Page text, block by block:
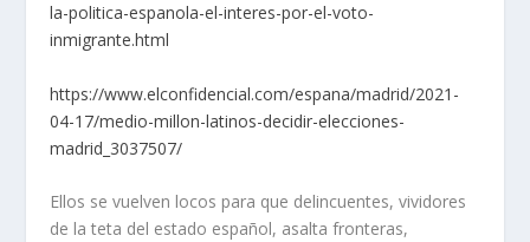
la-politica-espanola-el-interes-por-el-voto-
inmigrante.html
https://www.elconfidencial.com/espana/madrid/2021-
04-17/medio-millon-latinos-decidir-elecciones-
madrid_3037507/
Ellos se vuelven locos para que delincuentes, vividores
de la teta del estado español, asalta fronteras,